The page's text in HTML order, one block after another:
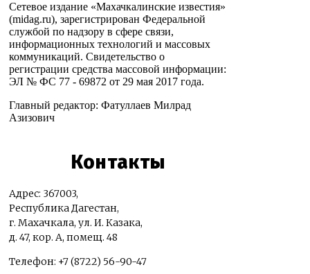
Сетевое издание «Махачкалинские известия»
(midag.ru), зарегистрирован Федеральной
службой по надзору в сфере связи,
информационных технологий и массовых
коммуникаций. Свидетельство о
регистрации средства массовой информации:
ЭЛ № ФС 77 - 69872 от 29 мая 2017 года.
Главный редактор: Фатуллаев Милрад
Азизович
Контакты
Адрес: 367003,
Республика Дагестан,
г. Махачкала, ул. И. Казака,
д. 47, кор. А, помещ. 48
Телефон: +7 (8722) 56-90-47